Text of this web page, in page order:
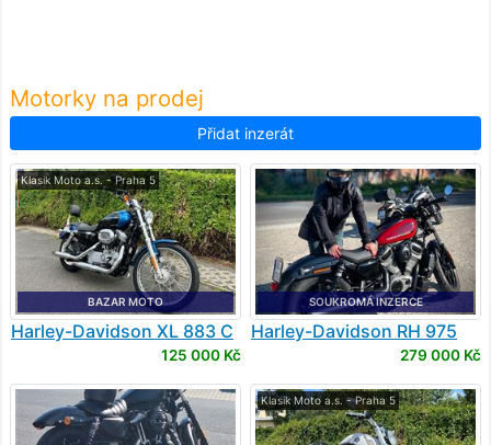
Motorky na prodej
Přidat inzerát
Klasik Moto a.s. - Praha 5
BAZAR MOTO
Harley-Davidson XL 883 C
Sportster Custom125 000 Kč
SOUKROMÁ INZERCE
Harley-Davidson RH 975
279 000 Kč
Klasik Moto a.s. - Praha 5